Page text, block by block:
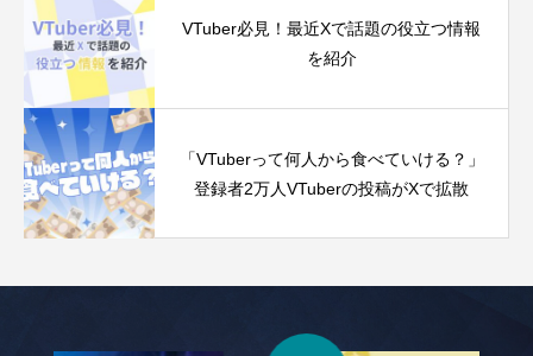
VTuber必見！最近Xで話題の役立つ情報
を紹介
「VTuberって何人から食べていける？」
登録者2万人VTuberの投稿がXで拡散